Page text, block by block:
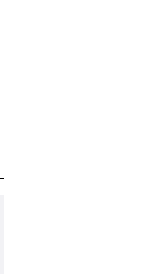
en formato digital